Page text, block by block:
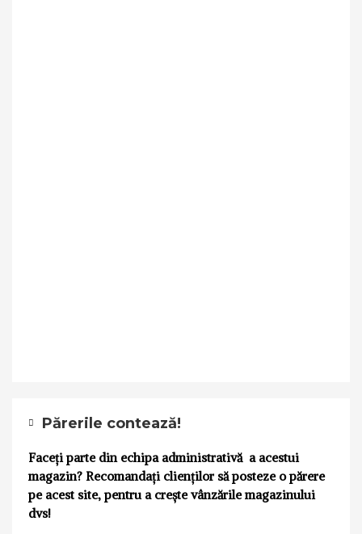
Părerile contează!
Faceți parte din echipa administrativă a acestui
magazin? Recomandați clienților să posteze o părere
pe acest site, pentru a crește vânzările magazinului
dvs!